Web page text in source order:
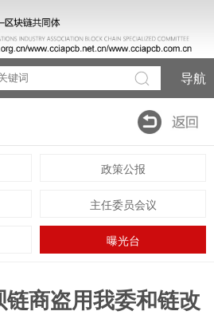
导航
政策公报
主任委员会议
曝光台
商盗用我委和链改